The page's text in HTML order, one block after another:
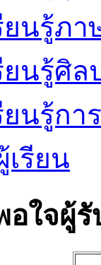
นรู้ภา
ยนรู้ศิล
ยนรู้กา
รียน
ใจผู้รั